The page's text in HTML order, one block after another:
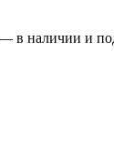
наличии и